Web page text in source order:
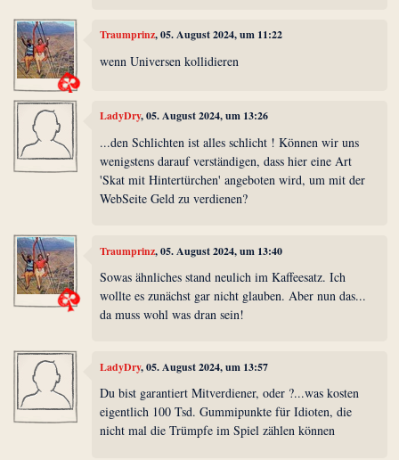
Traumprinz, 05. August 2024, um 11:22
wenn Universen kollidieren
LadyDry, 05. August 2024, um 13:26
...den Schlichten ist alles schlicht ! Können wir uns
wenigstens darauf verständigen, dass hier eine Art
'Skat mit Hintertürchen' angeboten wird, um mit der
WebSeite Geld zu verdienen?
Traumprinz, 05. August 2024, um 13:40
Sowas ähnliches stand neulich im Kaffeesatz. Ich
wollte es zunächst gar nicht glauben. Aber nun das...
da muss wohl was dran sein!
LadyDry, 05. August 2024, um 13:57
Du bist garantiert Mitverdiener, oder ?...was kosten
eigentlich 100 Tsd. Gummipunkte für Idioten, die
nicht mal die Trümpfe im Spiel zählen können